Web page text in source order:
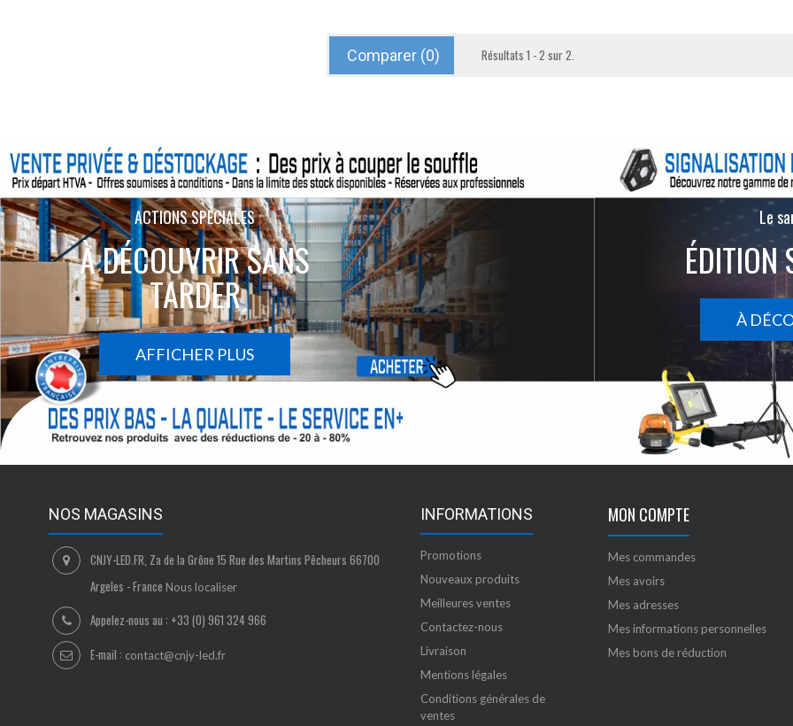
Comparer (0) Résultats 1 - 2 sur 2.
ACTIONS SPÉCIALES
À DÉCOUVRIR SANS
TARDER
AFFICHER PLUS
Le
ÉDITION
À
NOS MAGASINS
CNJY-LED.FR, Za de la Grône 15 Rue des Martins Pêcheurs 66700
Argeles - France Nous localiser
Appelez-nous au : +33 (0) 961 324 966
E-mail : contact@cnjy-led.fr
INFORMATIONS
Promotions
Nouveaux produits
Meilleures ventes
Contactez-nous
Livraison
Mentions légales
Conditions générales de
ventes
MON COMPTE
Mes commandes
Mes avoirs
Mes adresses
Mes informations personnelles
Mes bons de réduction